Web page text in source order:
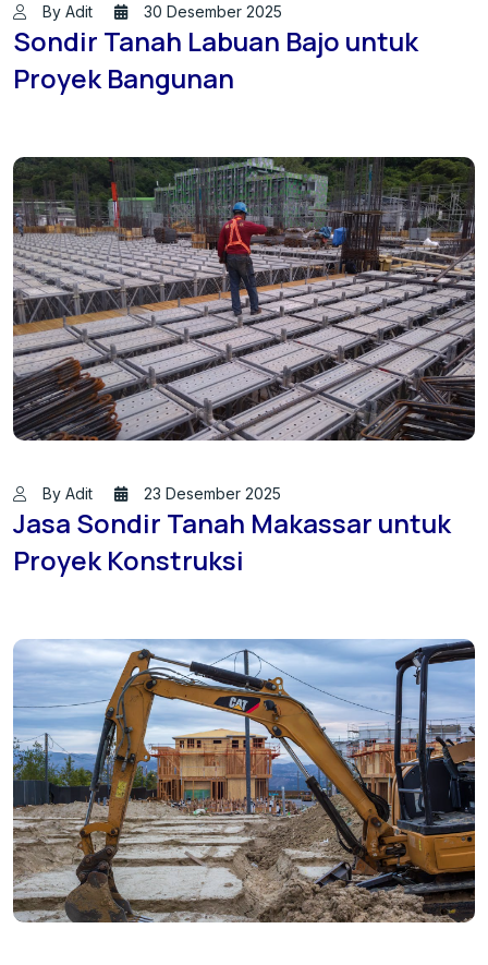
By Adit 30 Desember 2025
Sondir Tanah Labuan Bajo untuk
Proyek Bangunan
By Adit 23 Desember 2025
Jasa Sondir Tanah Makassar untuk
Proyek Konstruksi